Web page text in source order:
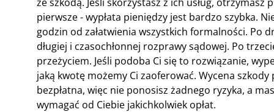
pierwsze - wypłata pieniędzy jest bardzo szybka.
godzin od załatwienia wszystkich formalności. Po
długiej i czasochłonnej rozprawy sądowej. Po
przeżyciem. Jeśli podoba Ci się to rozwiązanie,
jaką kwotę możemy Ci zaoferować. Wycena
bezpłatna, więc nie ponosisz żadnego ryzyka, a
wymagać od Ciebie jakichkolwiek opłat.